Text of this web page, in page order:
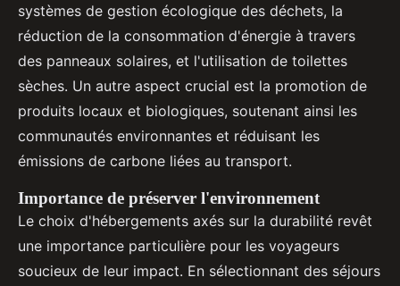
systèmes de gestion écologique des déchets, la
réduction de la consommation d'énergie à travers
des panneaux solaires, et l'utilisation de toilettes
sèches. Un autre aspect crucial est la promotion de
produits locaux et biologiques, soutenant ainsi les
communautés environnantes et réduisant les
émissions de carbone liées au transport.
Importance de préserver l'environnement
Le choix d'hébergements axés sur la durabilité revêt
une importance particulière pour les voyageurs
soucieux de leur impact. En sélectionnant des séjours